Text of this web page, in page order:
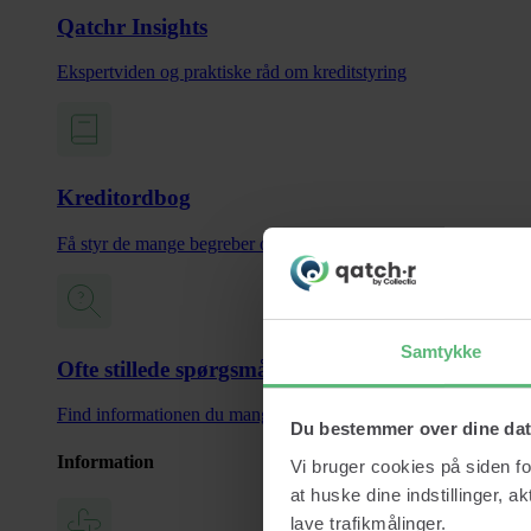
Samtykke
Du bestemmer over dine
Vi bruger cookies på siden
at huske dine indstillinger,
lave trafikmålinger.
Qatchr Insights
Ekspertviden og praktiske råd om kreditstyring
Kreditordbog
Få styr de mange begreber og termer inden for kreditstyring
Ofte stillede spørgsmål
Find informationen du mangler og spar tid
Information